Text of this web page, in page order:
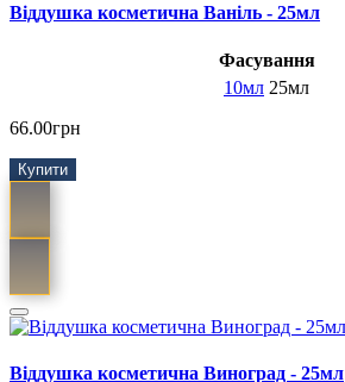
Віддушка косметична Ваніль - 25мл
Фасування
10мл 25мл
66.00грн
Купити
Віддушка косметична Виноград - 25мл